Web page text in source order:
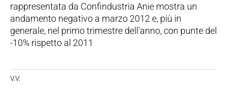
rappresentata da Confindustria Anie mostra un
andamento negativo a marzo 2012 e, più in
generale, nel primo trimestre dell'anno, con punte del
-10% rispetto al 2011
V.V.